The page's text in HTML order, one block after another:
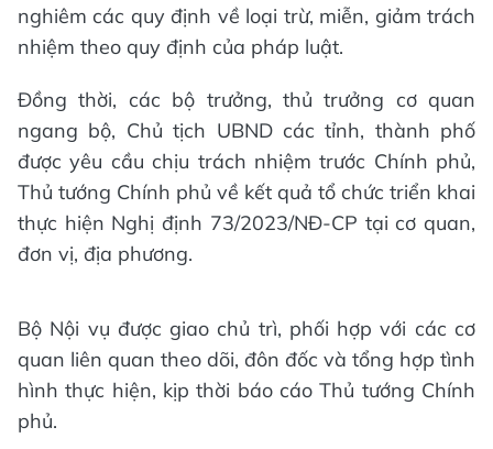
nghiêm các quy định về loại trừ, miễn, giảm trách
nhiệm theo quy định của pháp luật.
Đồng thời, các bộ trưởng, thủ trưởng cơ quan
ngang bộ, Chủ tịch UBND các tỉnh, thành phố
được yêu cầu chịu trách nhiệm trước Chính phủ,
Thủ tướng Chính phủ về kết quả tổ chức triển khai
thực hiện Nghị định 73/2023/NĐ-CP tại cơ quan,
đơn vị, địa phương.
Bộ Nội vụ được giao chủ trì, phối hợp với các cơ
quan liên quan theo dõi, đôn đốc và tổng hợp tình
hình thực hiện, kịp thời báo cáo Thủ tướng Chính
phủ.